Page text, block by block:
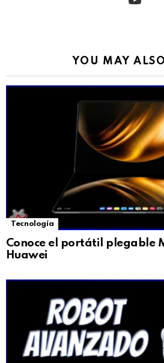
YOU MAY
Tecnología
Conoce el portátil plegable
Huawei